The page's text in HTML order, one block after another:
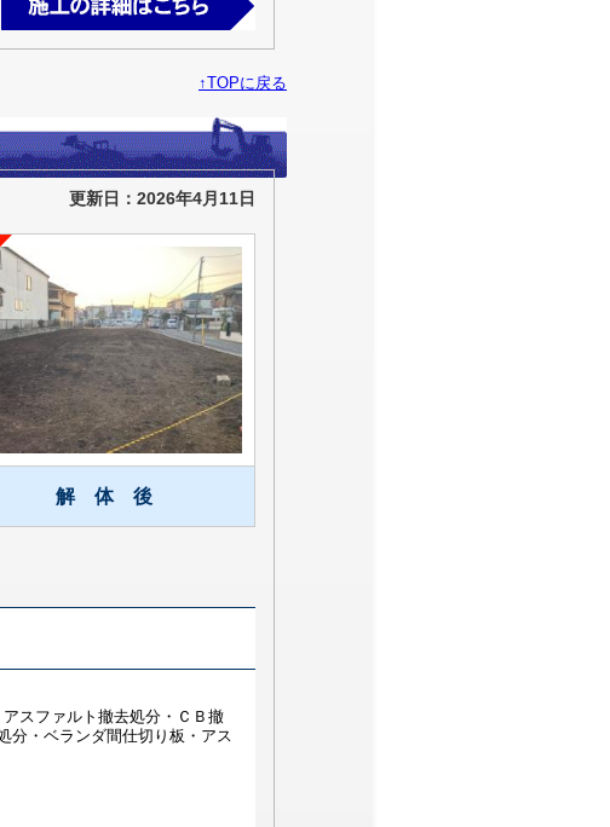
↑TOPに戻る
更新日：2026年4月11日
解 体 後
スファルト撤去処分・ＣＢ撤
分・ベランダ間仕切り板・アス